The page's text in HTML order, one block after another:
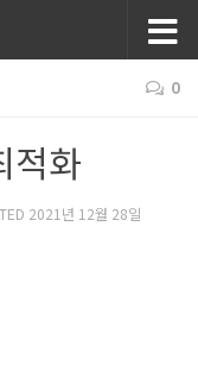
0
적화
2021년 12월 28일